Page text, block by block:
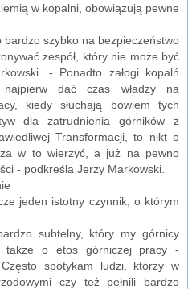
w kopalni, obowiązują pewne
szybko na bezpieczeństwo
zespół, który nie może być
- Ponadto załogi kopalń
najpierw dać czas władzy na
kiedy słuchają bowiem tych
dla zatrudnienia górników z
Transformacji, to nikt o
w to wierzyć, a już na pewno
- podkreśla Jerzy Markowski.
jeden istotny czynnik, o którym
subtelny, który my górnicy
także o etos górniczej pracy -
spotykam ludzi, którzy w
czy też pełnili bardzo